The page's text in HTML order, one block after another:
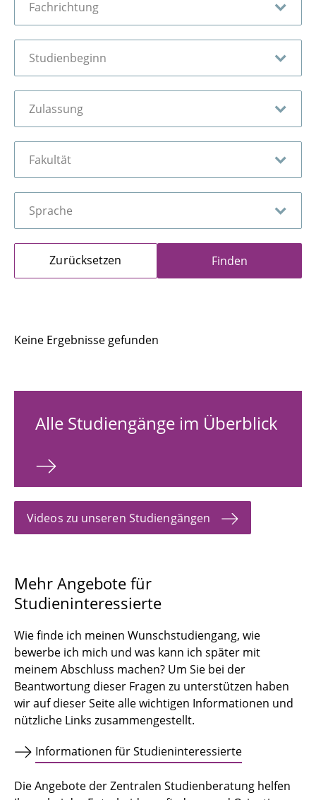
Zurücksetzen Finden
Keine Ergebnisse gefunden
Alle Studiengänge im Überblick
Videos zu unseren Studiengängen
Mehr Angebote für
Studieninteressierte
Wie finde ich meinen Wunschstudiengang, wie
bewerbe ich mich und was kann ich später mit
meinem Abschluss machen? Um Sie bei der
Beantwortung dieser Fragen zu unterstützen haben
wir auf dieser Seite alle wichtigen Informationen und
nützliche Links zusammengestellt.
Informationen für Studieninteressierte
Die Angebote der Zentralen Studienberatung helfen